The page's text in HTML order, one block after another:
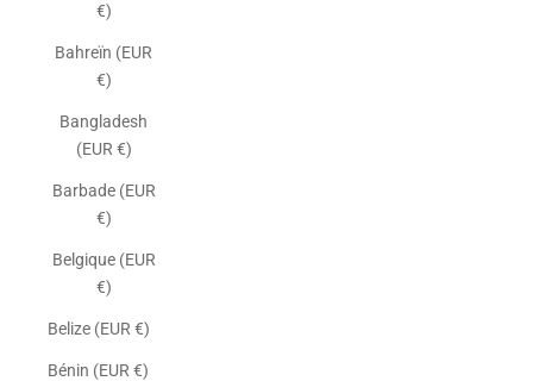
€)
Bahreïn (EUR
€)
Bangladesh
(EUR €)
Barbade (EUR
€)
Belgique (EUR
€)
Belize (EUR €)
Bénin (EUR €)